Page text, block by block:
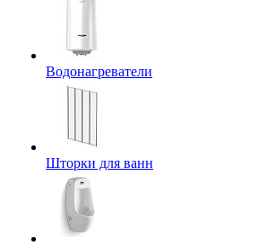
Водонагреватели
Шторки для ванн